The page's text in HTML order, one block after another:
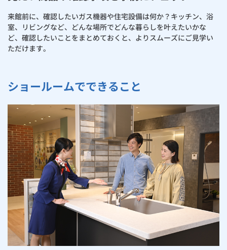
来館前に、確認したいガス機器や住宅設備は何か？キッチン、浴
室、リビングなど、どんな場所でどんな暮らしを叶えたいかな
ど、確認したいことをまとめておくと、よりスムーズにご見学い
ただけます。
ショールームでできること